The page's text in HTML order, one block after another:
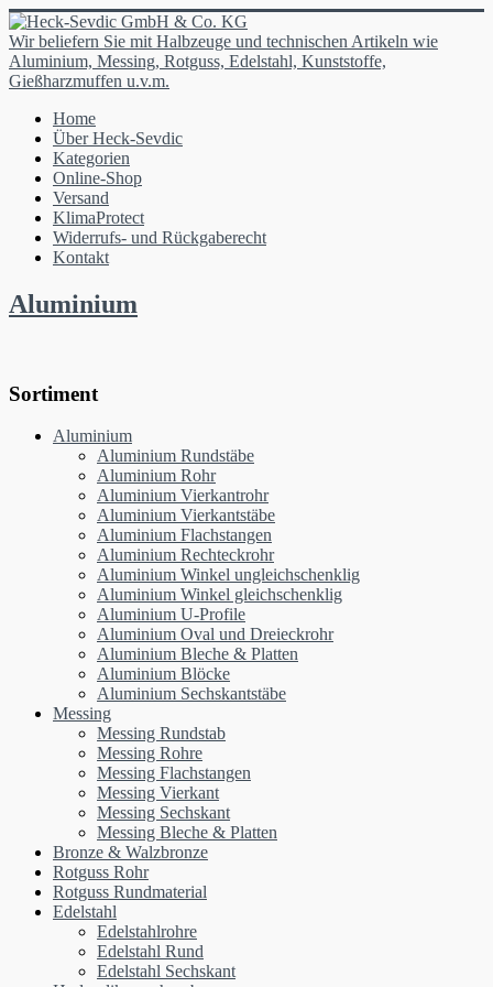
Wir beliefern Sie mit Halbzeuge und technischen Artikeln wie
Aluminium, Messing, Rotguss, Edelstahl, Kunststoffe,
Gießharzmuffen u.v.m.
Home
Über Heck-Sevdic
Kategorien
Online-Shop
Versand
KlimaProtect
Widerrufs- und Rückgaberecht
Kontakt
Aluminium
Sortiment
Aluminium
Aluminium Rundstäbe
Aluminium Rohr
Aluminium Vierkantrohr
Aluminium Vierkantstäbe
Aluminium Flachstangen
Aluminium Rechteckrohr
Aluminium Winkel ungleichschenklig
Aluminium Winkel gleichschenklig
Aluminium U-Profile
Aluminium Oval und Dreieckrohr
Aluminium Bleche & Platten
Aluminium Blöcke
Aluminium Sechskantstäbe
Messing
Messing Rundstab
Messing Rohre
Messing Flachstangen
Messing Vierkant
Messing Sechskant
Messing Bleche & Platten
Bronze & Walzbronze
Rotguss Rohr
Rotguss Rundmaterial
Edelstahl
Edelstahlrohre
Edelstahl Rund
Edelstahl Sechskant